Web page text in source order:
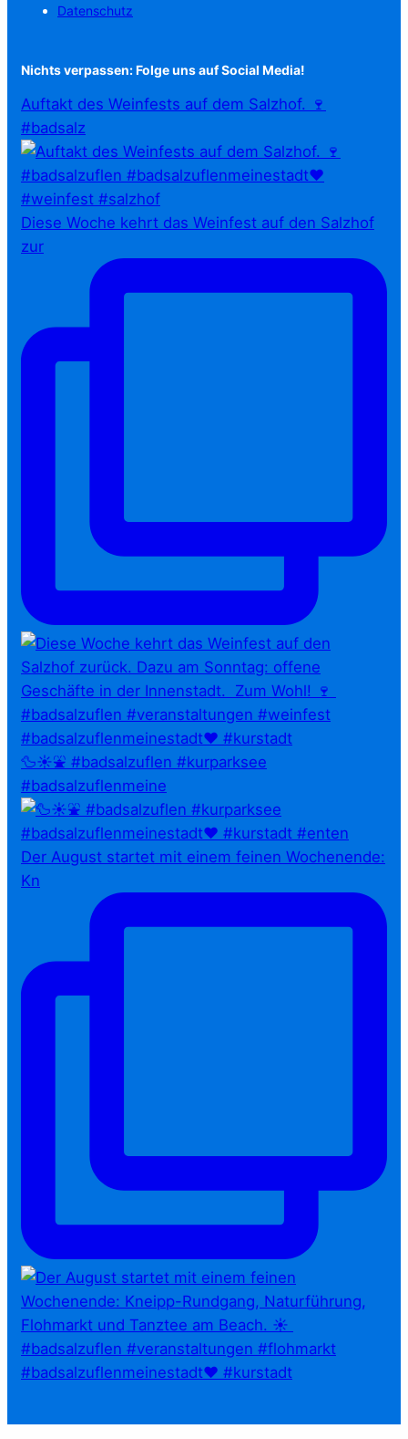
Datenschutz
Nichts verpassen: Folge uns auf Social Media!
Auftakt des Weinfests auf dem Salzhof. 🍷
#badsalz
Diese Woche kehrt das Weinfest auf den Salzhof
zur
🦆☀️⛲ #badsalzuflen #kurparksee
#badsalzuflenmeine
Der August startet mit einem feinen Wochenende:
Kn